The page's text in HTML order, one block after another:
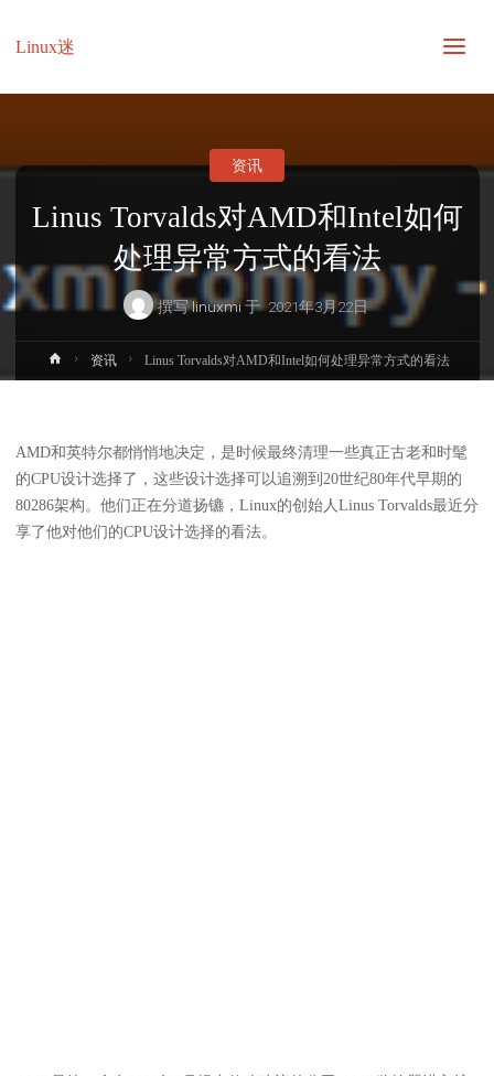
Linux迷
Linus Torvalds对AMD和Intel如何
处理异常方式的看法
撰写linuxmi于 2021年3月22日
资讯
首
页
资讯 Linus Torvalds对AMD和Intel如何处理异常方式的看法
AMD和英特尔都悄悄地决定，是时候最终清理一些真正古老和时髦
的CPU设计选择了，这些设计选择可以追溯到20世纪80年代早期的
80286架构。他们正在分道扬镳，Linux的创始人Linus Torvalds最近分
享了他对他们的CPU设计选择的看法。